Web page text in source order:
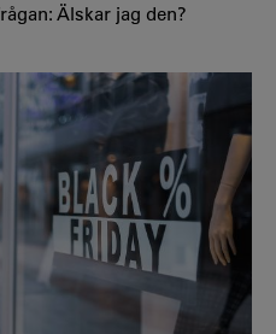
Älskar jag den?